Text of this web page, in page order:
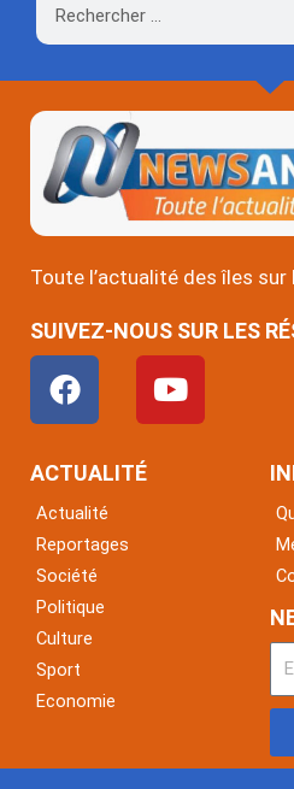
Rechercher
Toute l’actualité des îles sur
SUIVEZ-NOUS SUR LES
F
a
c
e
o
o
k
Y
o
u
ACTUALITÉ
Actualité
Reportages
Société
Politique
Culture
Sport
Economie